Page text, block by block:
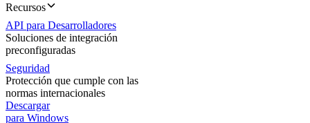
Recursos
API para Desarrolladores
Soluciones de integración
preconfiguradas
Seguridad
Protección que cumple con las
normas internacionales
Descargar
para Windows